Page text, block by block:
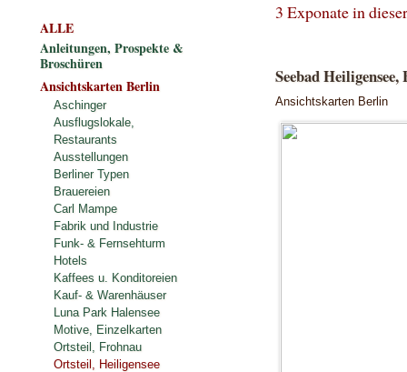
3 Exponate in
Seebad
Ansichtskarten Berlin
ALLE
Anleitungen, Prospekte &
Broschüren
Ansichtskarten Berlin
Aschinger
Ausflugslokale,
Restaurants
Ausstellungen
Berliner Typen
Brauereien
Carl Mampe
Fabrik und Industrie
Funk- & Fernsehturm
Hotels
Kaffees u. Konditoreien
Kauf- & Warenhäuser
Luna Park Halensee
Motive, Einzelkarten
Ortsteil, Frohnau
Ortsteil, Heiligensee